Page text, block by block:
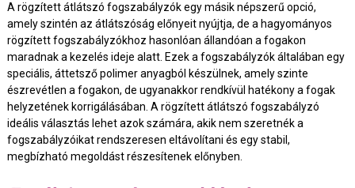
A rögzített átlátszó fogszabályzók egy másik népszerű opció,
amely szintén az átlátszóság előnyeit nyújtja, de a hagyományos
rögzített fogszabályzókhoz hasonlóan állandóan a fogakon
maradnak a kezelés ideje alatt. Ezek a fogszabályzók általában egy
speciális, áttetsző polimer anyagból készülnek, amely szinte
észrevétlen a fogakon, de ugyanakkor rendkívül hatékony a fogak
helyzetének korrigálásában. A rögzített átlátszó fogszabályzó
ideális választás lehet azok számára, akik nem szeretnék a
fogszabályzóikat rendszeresen eltávolítani és egy stabil,
megbízható megoldást részesítenek előnyben.